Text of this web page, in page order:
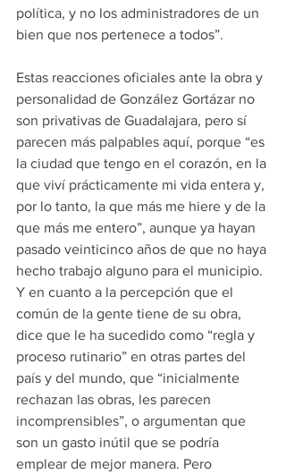
política, y no los administradores de un
bien que nos pertenece a todos”.
Estas reacciones oficiales ante la obra y
personalidad de González Gortázar no
son privativas de Guadalajara, pero sí
parecen más palpables aquí, porque “es
la ciudad que tengo en el corazón, en la
que viví prácticamente mi vida entera y,
por lo tanto, la que más me hiere y de la
que más me entero”, aunque ya hayan
pasado veinticinco años de que no haya
hecho trabajo alguno para el municipio.
Y en cuanto a la percepción que el
común de la gente tiene de su obra,
dice que le ha sucedido como “regla y
proceso rutinario” en otras partes del
país y del mundo, que “inicialmente
rechazan las obras, les parecen
incomprensibles”, o argumentan que
son un gasto inútil que se podría
emplear de mejor manera. Pero